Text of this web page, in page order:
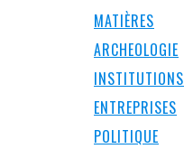
MATIÈRES
ARCHEOLOGIE
INSTITUTIONS
ENTREPRISES
POLITIQUE